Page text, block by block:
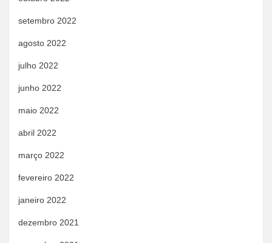
setembro 2022
agosto 2022
julho 2022
junho 2022
maio 2022
abril 2022
março 2022
fevereiro 2022
janeiro 2022
dezembro 2021